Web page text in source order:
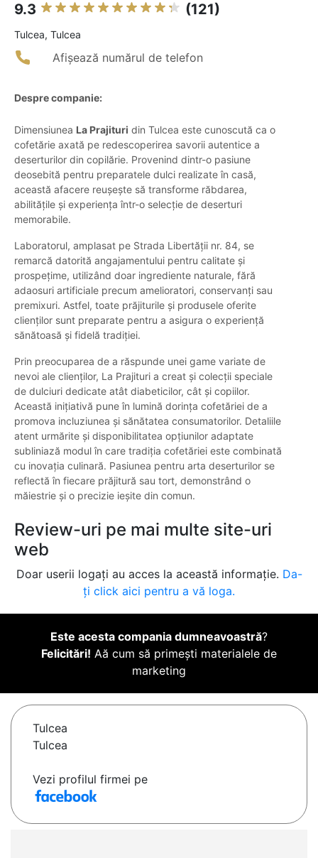
9.3 (121)
Tulcea, Tulcea
Afișează numărul de telefon
Despre companie:
Dimensiunea La Prajituri din Tulcea este cunoscută ca o
cofetărie axată pe redescoperirea savorii autentice a
deserturilor din copilărie. Provenind dintr-o pasiune
deosebită pentru preparatele dulci realizate în casă,
această afacere reușește să transforme răbdarea,
abilitățile și experiența într-o selecție de deserturi
memorabile.
Laboratorul, amplasat pe Strada Libertății nr. 84, se
remarcă datorită angajamentului pentru calitate și
prospețime, utilizând doar ingrediente naturale, fără
adaosuri artificiale precum amelioratori, conservanți sau
premixuri. Astfel, toate prăjiturile și produsele oferite
clienților sunt preparate pentru a asigura o experiență
sănătoasă și fidelă tradiției.
Prin preocuparea de a răspunde unei game variate de
nevoi ale clienților, La Prajituri a creat și colecții speciale
de dulciuri dedicate atât diabeticilor, cât și copiilor.
Această inițiativă pune în lumină dorința cofetăriei de a
promova incluziunea și sănătatea consumatorilor. Detaliile
atent urmărite și disponibilitatea opțiunilor adaptate
subliniază modul în care tradiția cofetăriei este combinată
cu inovația culinară. Pasiunea pentru arta deserturilor se
reflectă în fiecare prăjitură sau tort, demonstrând o
măiestrie și o precizie ieșite din comun.
Review-uri pe mai multe site-uri
web
Doar userii logați au acces la această informație. Da-
ți click aici pentru a vă loga.
Este acesta compania dumneavoastră?
Felicitări! Aă cum să primești materialele de
marketing
Tulcea
Tulcea
Vezi profilul firmei pe